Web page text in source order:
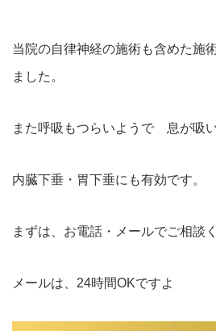
当院の自律神経の施術も含めた施
ました。
また呼吸もつらいようで 息が吸
内臓下垂・胃下垂にも有効です。
まずは、お電話・メールでご相談
メールは、24時間OKですよ